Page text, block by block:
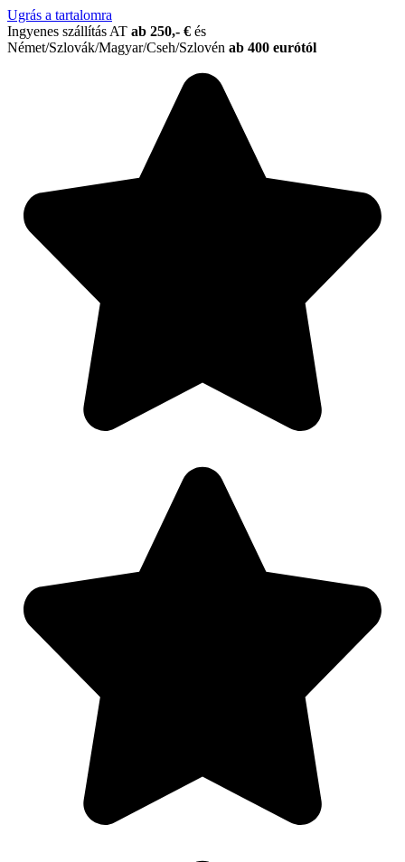
Ugrás a tartalomra
Ingyenes szállítás AT ab 250,- € és
Német/Szlovák/Magyar/Cseh/Szlovén ab 400 eurótól